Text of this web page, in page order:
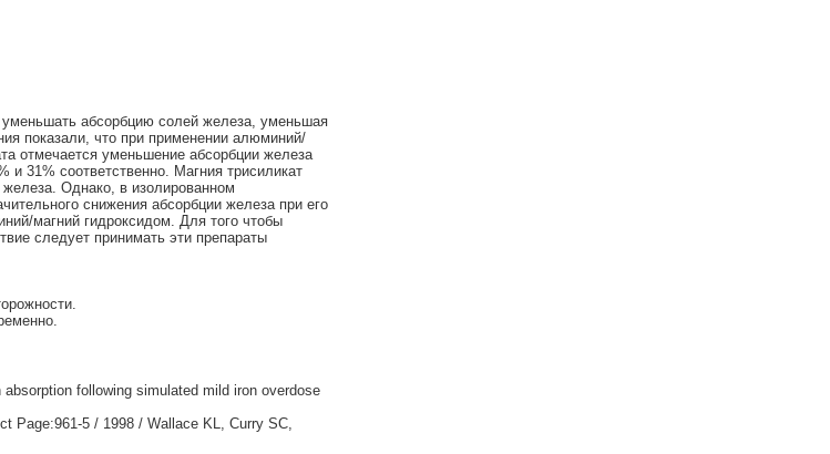
абсорбцию солей железа, уменьшая
показали, что при применении алюминий/
отмечается уменьшение абсорбции железа
31% соответственно. Магния трисиликат
Однако, в изолированном
снижения абсорбции железа при его
магний гидроксидом. Для того чтобы
следует принимать эти препараты
following simulated mild iron overdose
Page:961-5 / 1998 / Wallace KL, Curry SC,